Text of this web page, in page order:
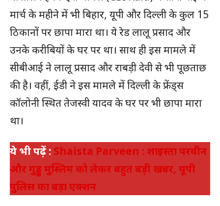
मार्च के महीने में भी बिहार, यूपी और दिल्ली के कुल 15
ठिकानों पर छापा मारा था। ये रेड लालू प्रसाद और
उनके करीबियों के घर पर था। साथ ही इस मामले में
सीबीआई ने लालू प्रसाद और राबड़ी देवी से भी पूछताछ
की है। वहीं, ईडी ने इस मामले में दिल्ली के फ्रेंड्स
कॉलोनी स्थित तेजस्वी यादव के घर पर भी छापा मारा
था।
ये भी पढ़ें : Shaista Parveen : शाइस्ता परवीन
और गुड्डू मुस्लिम को लेकर बहुत बड़ी खबर, यूपी
पुलिस का बड़ा एक्शन